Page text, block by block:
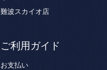
難波スカイオ店
ご利用ガイド
お支払い